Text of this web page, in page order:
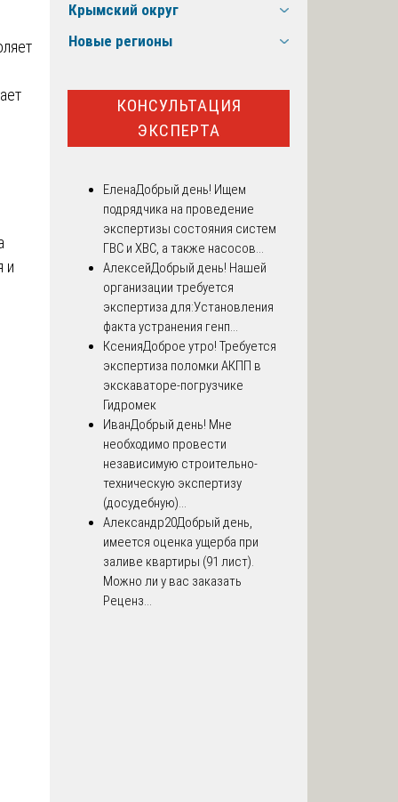
и
Крымский округ
Новые регионы
КОНСУЛЬТАЦИЯ
ЭКСПЕРТА
ЕленаДобрый день! Ищем
подрядчика на проведение
экспертизы состояния систем
ГВС и ХВС, а также насосов...
АлексейДобрый день! Нашей
организации требуется
экспертиза для:Установления
факта устранения генп...
КсенияДоброе утро! Требуется
экспертиза поломки АКПП в
экскаваторе-погрузчике
Гидромек
ИванДобрый день! Мне
необходимо провести
независимую строительно-
техническую экспертизу
(досудебную)...
Александр20Добрый день,
имеется оценка ущерба при
заливе квартиры (91 лист).
Можно ли у вас заказать
Реценз...